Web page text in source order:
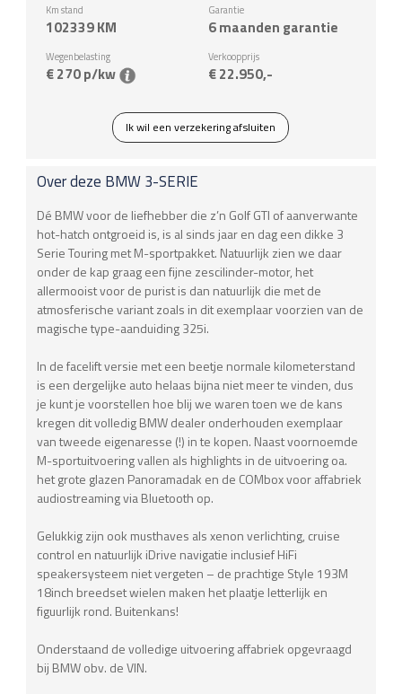
Km stand
102339KM
Garantie
6 maanden garantie
Wegenbelasting
€ 270 p/kw
Verkoopprijs
€ 22.950,-
Ik wil een verzekering afsluiten
Over deze BMW3-SERIE
Dé BMW voor de liefhebber die z’n Golf GTI of aanverwante
hot-hatch ontgroeid is, is al sinds jaar en dag een dikke 3
Serie Touring met M-sportpakket. Natuurlijk zien we daar
onder de kap graag een fijne zescilinder-motor, het
allermooist voor de purist is dan natuurlijk die met de
atmosferische variant zoals in dit exemplaar voorzien van de
magische type-aanduiding 325i.
In de facelift versie met een beetje normale kilometerstand
is een dergelijke auto helaas bijna niet meer te vinden, dus
je kunt je voorstellen hoe blij we waren toen we de kans
kregen dit volledig BMW dealer onderhouden exemplaar
van tweede eigenaresse (!) in te kopen. Naast voornoemde
M-sportuitvoering vallen als highlights in de uitvoering oa.
het grote glazen Panoramadak en de COMbox voor affabriek
audiostreaming via Bluetooth op.
Gelukkig zijn ook musthaves als xenon verlichting, cruise
control en natuurlijk iDrive navigatie inclusief HiFi
speakersysteem niet vergeten – de prachtige Style 193M
18inch breedset wielen maken het plaatje letterlijk en
figuurlijk rond. Buitenkans!
Onderstaand de volledige uitvoering affabriek opgevraagd
bij BMW obv. de VIN.